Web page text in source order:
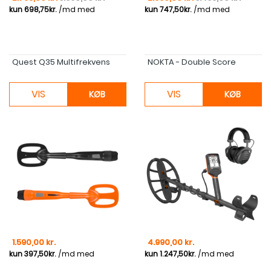
Quest Q35 Multifrekvens
VIS KØB
NOKTA - Double Score
VIS KØB
Pris
1.590,00 kr. Pris
4.990,00 kr.